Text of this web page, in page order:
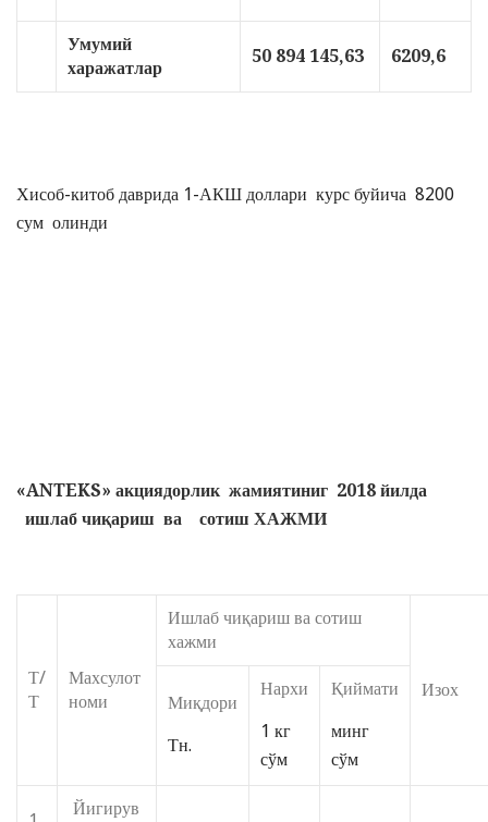
Умумий
харажатлар
50 894 145,63 6209,6
Хисоб-китоб даврида 1-АКШ доллари курс буйича 8200
сум олинди
«ANTEKS» акциядорлик жамиятиниг 2018 йилда
ишлаб чиқариш ва сотиш ХАЖМИ
Т/
Т
Махсулот
номи
Ишлаб чиқариш ва сотиш
хажми
Изох
Миқдори
Тн.
Нархи
1 кг
сўм
Қиймати
минг
сўм
Йигирув